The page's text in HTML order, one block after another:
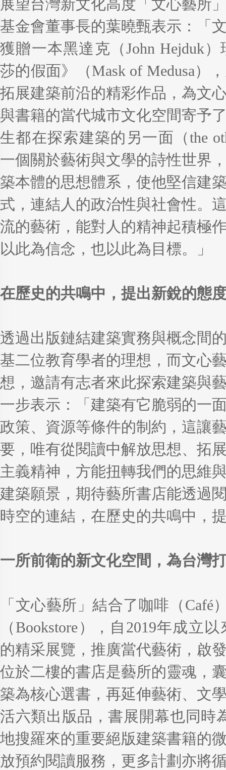
展望台灣新文化高度「文心藝所
基金會董事長的葉曉甄表示：「
獲贈一本黑達克（John Hejduk
莎的假面》（Mask of Medusa）
拓展建築前沿的精彩作品，為文
與書籍的當代城市文化空間寄予
生都在探索建築的另一面（the
一個關於藝術與文學的詩性世界
築本體的思想體系，使他堅信建
式，連結人的政治性與社會性。
流的藝術，能對人的精神起積極
以此為信念，也以此為目標。」
在歷史的共鳴中，提出新銳的態
透過出版鏈結建築實務與概念間
基二位教育學者的理想，而文心
想，邀請有志者來此探索建築與
一步表示：「建築有它脆弱的一
政策、資源等條件的制約，這讓
要，唯有從閱讀中解放思想、拓
主義精神，方能扭轉我們的思維
建築願景，期待藝所書店能透過
時空的連結，在歷史的共鳴中，
一所前衛的新文化空間，為台灣
「文心藝所」結合了咖啡（Café
（Bookstore），自2019年成立
的精采展覽，推廣當代藝術，啟
位於二樓的書店是藝所的靈魂，
築為核心選書，再延伸藝術、文
活六類出版品，書展開幕也同時
地搜羅來的重要絕版建築書籍的
放預約閱讀服務，更多計劃亦將